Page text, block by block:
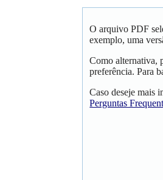
O arquivo PDF
exemplo, uma
Como alternativa,
preferência. Para
Caso deseje mais
Perguntas